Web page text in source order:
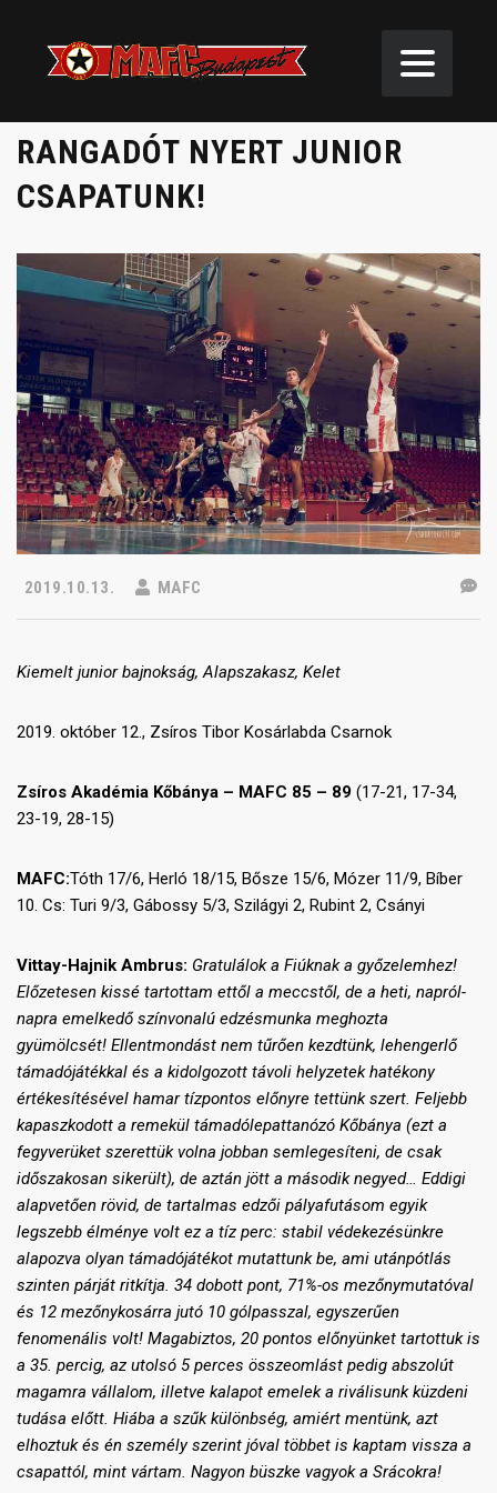
RANGADÓT NYERT JUNIOR
CSAPATUNK!
2019.10.13. MAFC
Kiemelt junior bajnokság, Alapszakasz, Kelet
2019. október 12., Zsíros Tibor Kosárlabda Csarnok
Zsíros Akadémia Kőbánya – MAFC 85 – 89 (17-21, 17-34,
23-19, 28-15)
MAFC:Tóth 17/6, Herló 18/15, Bősze 15/6, Mózer 11/9, Bíber
10. Cs: Turi 9/3, Gábossy 5/3, Szilágyi 2, Rubint 2, Csányi
Vittay-Hajnik Ambrus: Gratulálok a Fiúknak a győzelemhez!
Előzetesen kissé tartottam ettől a meccstől, de a heti, napról-
napra emelkedő színvonalú edzésmunka meghozta
gyümölcsét! Ellentmondást nem tűrően kezdtünk, lehengerlő
támadójátékkal és a kidolgozott távoli helyzetek hatékony
értékesítésével hamar tízpontos előnyre tettünk szert. Feljebb
kapaszkodott a remekül támadólepattanózó Kőbánya (ezt a
fegyverüket szerettük volna jobban semlegesíteni, de csak
időszakosan sikerült), de aztán jött a második negyed… Eddigi
alapvetően rövid, de tartalmas edzői pályafutásom egyik
legszebb élménye volt ez a tíz perc: stabil védekezésünkre
alapozva olyan támadójátékot mutattunk be, ami utánpótlás
szinten párját ritkítja. 34 dobott pont, 71%-os mezőnymutatóval
és 12 mezőnykosárra jutó 10 gólpasszal, egyszerűen
fenomenális volt! Magabiztos, 20 pontos előnyünket tartottuk is
a 35. percig, az utolsó 5 perces összeomlást pedig abszolút
magamra vállalom, illetve kalapot emelek a riválisunk küzdeni
tudása előtt. Hiába a szűk különbség, amiért mentünk, azt
elhoztuk és én személy szerint jóval többet is kaptam vissza a
csapattól, mint vártam. Nagyon büszke vagyok a Srácokra!